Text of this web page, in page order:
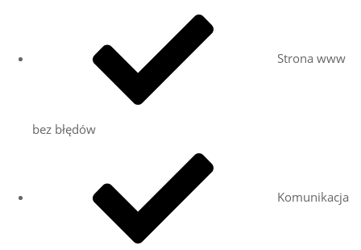
Strona www
bez błędów
Komunikacja